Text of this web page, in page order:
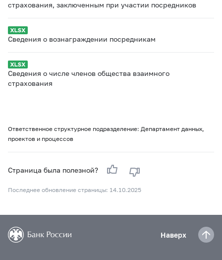
страхования, заключенным при участии посредников
Сведения о вознаграждении посредникам
Сведения о числе членов общества взаимного
страхования
Ответственное структурное подразделение: Департамент данных,
проектов и процессов
Страница была полезной?
Последнее обновление страницы: 14.10.2025
Наверх